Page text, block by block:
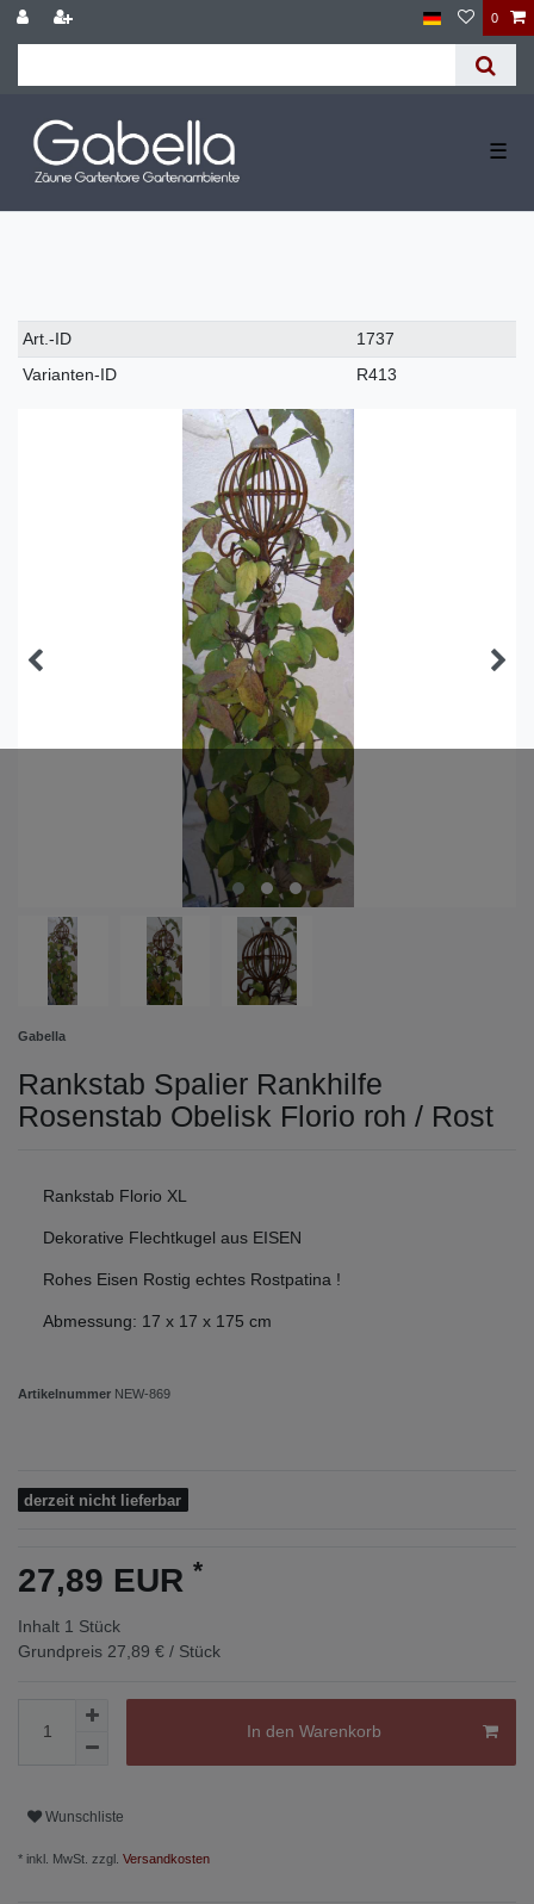
0
☰
Technisches
Merkmal
Wert
Art.-ID
1737
Varianten-ID
R413
Gabella
Rankstab Spalier Rankhilfe
Rosenstab Obelisk Florio roh / Rost
Rankstab Florio XL
Dekorative Flechtkugel aus EISEN
Rohes Eisen Rostig echtes Rostpatina !
Abmessung: 17 x 17 x 175 cm
Artikelnummer NEW-869
derzeit nicht lieferbar
27,89 EUR *
Inhalt 1 Stück
Grundpreis 27,89 € / Stück
In den Warenkorb
Wunschliste
* inkl. MwSt. zzgl. Versandkosten